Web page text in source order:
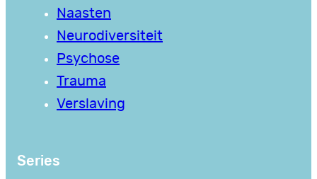
Naasten
Neurodiversiteit
Psychose
Trauma
Verslaving
Series